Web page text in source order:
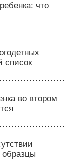
что
список
во втором
образцы